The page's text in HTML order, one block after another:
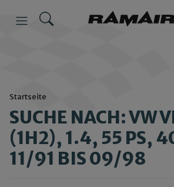
Startseite
SUCHE NACH: VW
(1H2), 1.4, 55 PS,
11/91 BIS 09/98